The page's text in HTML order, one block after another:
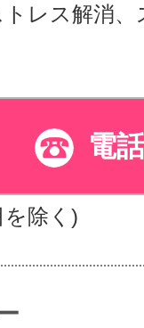
レス解消
電
を除く)